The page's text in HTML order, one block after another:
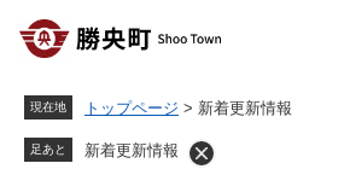
現在地 トップページ > 新着更新情報
足あと 新着更新情報